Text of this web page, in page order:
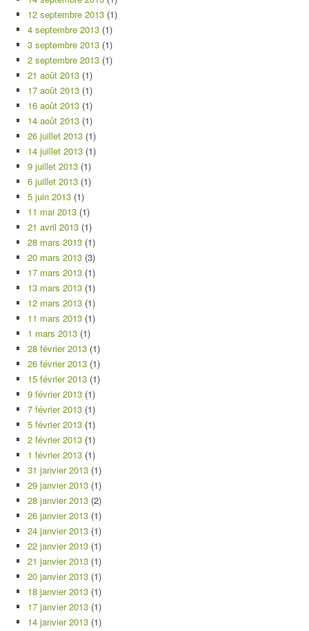
12 septembre 2013 (1)
4 septembre 2013 (1)
3 septembre 2013 (1)
2 septembre 2013 (1)
21 août 2013 (1)
17 août 2013 (1)
16 août 2013 (1)
14 août 2013 (1)
26 juillet 2013 (1)
14 juillet 2013 (1)
9 juillet 2013 (1)
6 juillet 2013 (1)
5 juin 2013 (1)
11 mai 2013 (1)
21 avril 2013 (1)
28 mars 2013 (1)
20 mars 2013 (3)
17 mars 2013 (1)
13 mars 2013 (1)
12 mars 2013 (1)
11 mars 2013 (1)
1 mars 2013 (1)
28 février 2013 (1)
26 février 2013 (1)
15 février 2013 (1)
9 février 2013 (1)
7 février 2013 (1)
5 février 2013 (1)
2 février 2013 (1)
1 février 2013 (1)
31 janvier 2013 (1)
29 janvier 2013 (1)
28 janvier 2013 (2)
26 janvier 2013 (1)
24 janvier 2013 (1)
22 janvier 2013 (1)
21 janvier 2013 (1)
20 janvier 2013 (1)
18 janvier 2013 (1)
17 janvier 2013 (1)
14 janvier 2013 (1)